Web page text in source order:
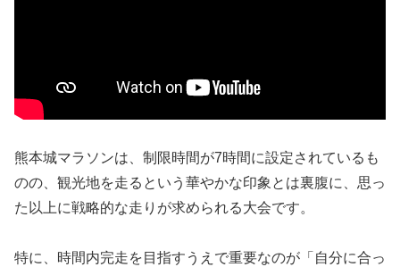
熊本城マラソンは、制限時間が7時間に設定されているも
のの、観光地を走るという華やかな印象とは裏腹に、思っ
た以上に戦略的な走りが求められる大会です。
特に、時間内完走を目指すうえで重要なのが「自分に合っ